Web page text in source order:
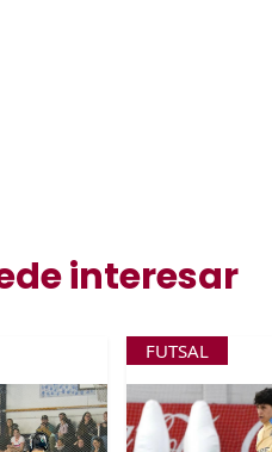
interesar
FUTSAL